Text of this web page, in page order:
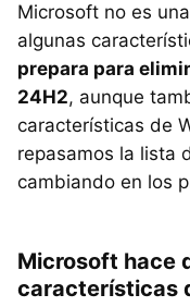
Microsoft no es
algunas
prepara para
24H2, aunque
características de
repasamos la lista
cambiando en los
Microsoft hace
características